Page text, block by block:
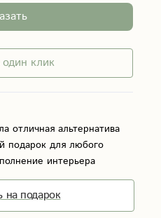
клик
отличная альтернатива
подарок для любого
интерьера
на подарок